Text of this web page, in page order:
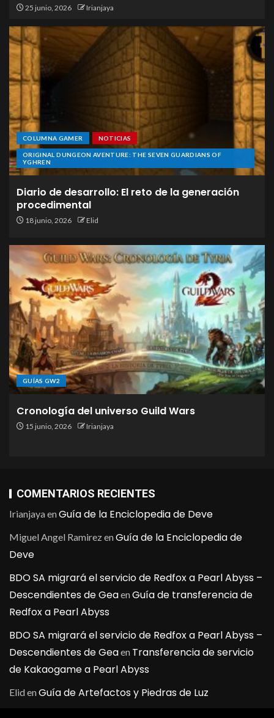
25 junio, 2026 Irianjaya
COLUMNA GAMER NOTICIAS
ORIGINAL DUNGEON AVENTURE: THE SEVEN GUARDIANS OF
YGHREN
Diario de desarrollo: El reto de la generación
procedimental
18 junio, 2026 Elid
GUÍAS GW2
Cronología del universo Guild Wars
15 junio, 2026 Irianjaya
COMENTARIOS RECIENTES
IrianjayaenGuía de la Enciclopedia de Deve
Miguel Angel RamirezenGuía de la Enciclopedia de
Deve
BDO SA migrará el servicio de Redfox a Pearl Abyss –
Descendientes de GeaenGuía de transferencia de
Redfox a Pearl Abyss
BDO SA migrará el servicio de Redfox a Pearl Abyss –
Descendientes de Geaen Transferencia de servicio
de Kakaogame a Pearl Abyss
ElidenGuía de Artefactos y Piedras de Luz